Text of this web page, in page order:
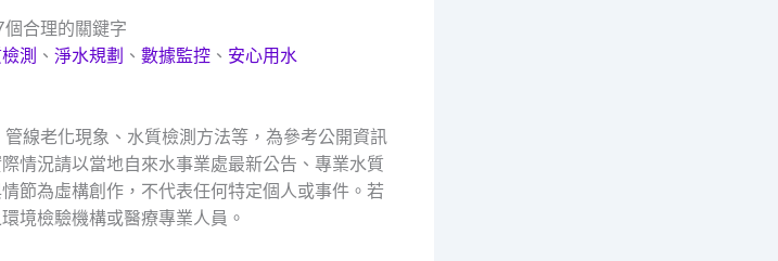
合理的關鍵字
測 、 淨水規劃 、 數據監控 、 安心用水
線老化現象、水質檢測方法等，為參考公開資訊
情況請以當地自來水事業處最新公告、專業水質
節為虛構創作，不代表任何特定個人或事件。若
境檢驗機構或醫療專業人員。